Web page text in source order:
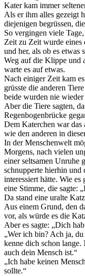
Kater kam immer
Als er ihm alles gezeigt
diejenigen begrüssen,
So vergingen viele
Zeit zu Zeit wurde eines
und her, als ob es etwas
Weg auf die Klippe und
warte es auf etwas.
Nach einiger Zeit kam
grüsste die anderen
beide wurden nie wieder
Aber die Tiere sagten,
Regenbogenbrücke
Dem Katerchen war das
wie den anderen in
In der Menschenwelt
Morgens, nach vielen
einer seltsamen Unruhe
schnupperte hierhin und
interessiert hätte. Wie es
eine Stimme, die sagte:
Da stand eine uralte
Aus einem Grund, den
vor, als würde es die
Aber es sagte: „Dich
„Wer ich bin? Ach ja,
kenne dich schon
auch dein Mensch ist.“
„Ich habe keinen
sollte.“